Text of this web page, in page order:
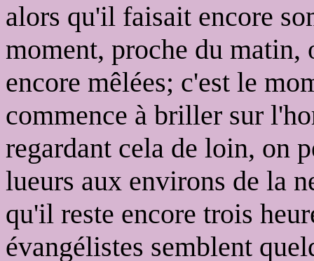
alors qu'il faisait encore
moment, proche du matin,
encore mêlées; c'est le
commence à briller sur
regardant cela de loin, on
lueurs aux environs de la
qu'il reste encore trois
évangélistes semblent